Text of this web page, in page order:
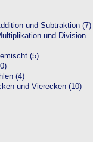
und Subtraktion (7)
und Division
(5)
(4)
und Vierecken (10)